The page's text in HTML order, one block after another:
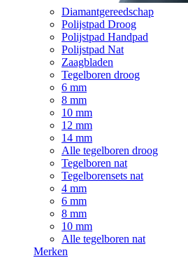
Diamantgereedschap
Polijstpad Droog
Polijstpad Handpad
Polijstpad Nat
Zaagbladen
Tegelboren droog
6 mm
8 mm
10 mm
12 mm
14 mm
Alle tegelboren droog
Tegelboren nat
Tegelborensets nat
4 mm
6 mm
8 mm
10 mm
Alle tegelboren nat
Merken